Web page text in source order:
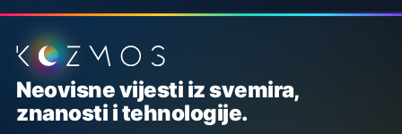
Podnožje stranice
Neovisne vijesti iz svemira,
znanosti i tehnologije.